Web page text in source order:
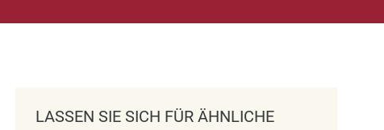
LASSEN SIE SICH FÜR ÄHNLICHE